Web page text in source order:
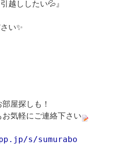
越ししたい💦』
い✨
屋探しも！
気軽にご連絡下さい
s/sumurabo